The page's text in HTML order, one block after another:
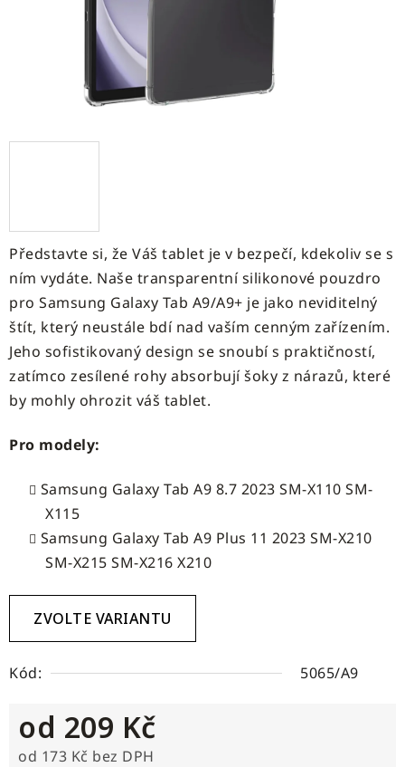
Představte si, že Váš tablet je v bezpečí, kdekoliv se s
ním vydáte. Naše transparentní silikonové pouzdro
pro Samsung Galaxy Tab A9/A9+ je jako neviditelný
štít, který neustále bdí nad vaším cenným zařízením.
Jeho sofistikovaný design se snoubí s praktičností,
zatímco zesílené rohy absorbují šoky z nárazů, které
by mohly ohrozit váš tablet.
Pro modely:
Samsung Galaxy Tab A9 8.7 2023 SM-X110 SM-
X115
Samsung Galaxy Tab A9 Plus 11 2023 SM-X210
SM-X215 SM-X216 X210
ZVOLTE VARIANTU
Kód: 5065/A9
od 209 Kč
od 173 Kč bez DPH